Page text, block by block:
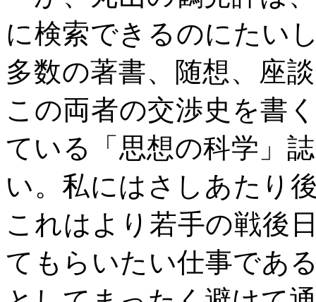
に検索できるのにたい
多数の著書、随想、座
この両者の交渉史を書
ている「思想の科学」
い。私にはさしあたり
これはより若手の戦後
てもらいたい仕事であ